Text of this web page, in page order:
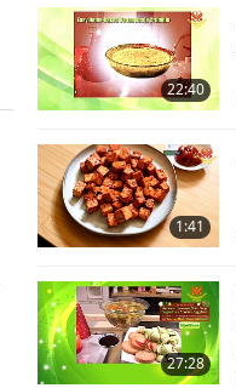
22:40
1:41
27:28